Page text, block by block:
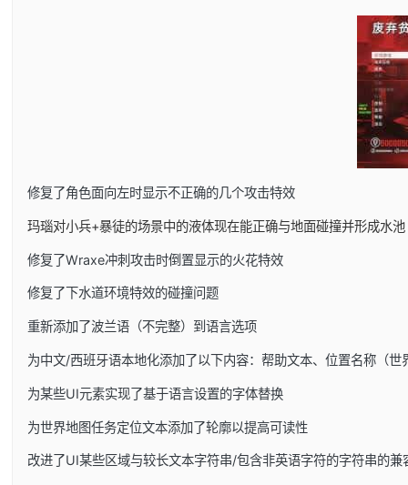
修复了角色面向左时显示不正确的几个攻击特效
玛瑙对小兵+暴徒的场景中的液体现在能正确与地面碰撞并形成水池
修复了Wraxe冲刺攻击时倒置显示的火花特效
修复了下水道环境特效的碰撞问题
重新添加了波兰语（不完整）到语言选项
为中文/西班牙语本地化添加了以下内容：帮助文本、位置名称（
为某些UI元素实现了基于语言设置的字体替换
为世界地图任务定位文本添加了轮廓以提高可读性
改进了UI某些区域与较长文本字符串/包含非英语字符的字符串的兼